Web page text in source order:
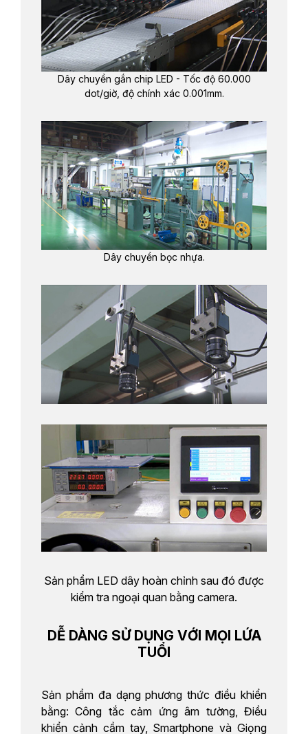
Dây chuyền gắn chip LED - Tốc độ 60.000
dot/giờ, độ chính xác 0.001mm.
Dây chuyền bọc nhựa.
Sản phẩm LED dây hoàn chỉnh sau đó được
kiểm tra ngoại quan bằng camera.
DỄ DÀNG SỬ DỤNG VỚI MỌI LỨA
TUỔI
Sản phẩm đa dạng phương thức điều khiển
bằng: Công tắc cảm ứng âm tường, Điều
khiển cảnh cầm tay, Smartphone và Giọng